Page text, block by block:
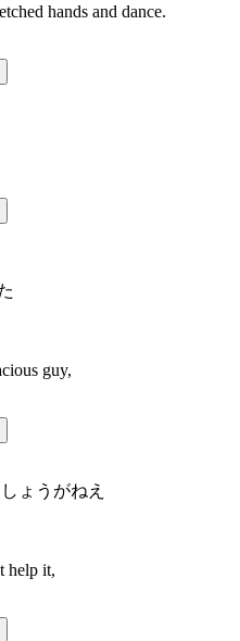
hands and dance.
guy,
ょうがねえ
help it,